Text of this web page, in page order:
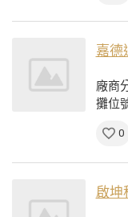
嘉德
廠商
攤位
0
啟坤